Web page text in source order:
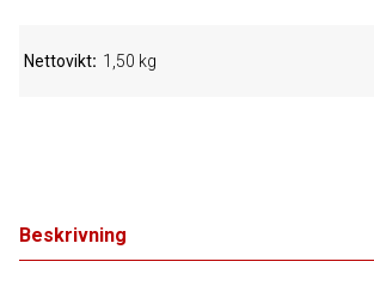
Beskrivning
Nettovikt 1,50 kg